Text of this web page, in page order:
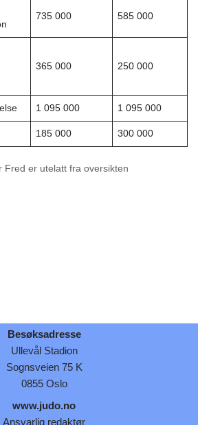
735 000 585 000
365 000 250 000
1 095 000 1 095 000
185 000 300 000
Fred er utelatt fra oversikten
Besøksadresse
Ullevål Stadion
Sognsveien 75 K
0855 Oslo
www.judo.no
Ansvarlig redaktør